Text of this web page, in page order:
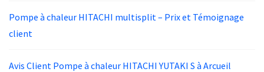
Pompe à chaleur HITACHI multisplit – Prix et Témoignage
client
Avis Client Pompe à chaleur HITACHI YUTAKI S à Arcueil